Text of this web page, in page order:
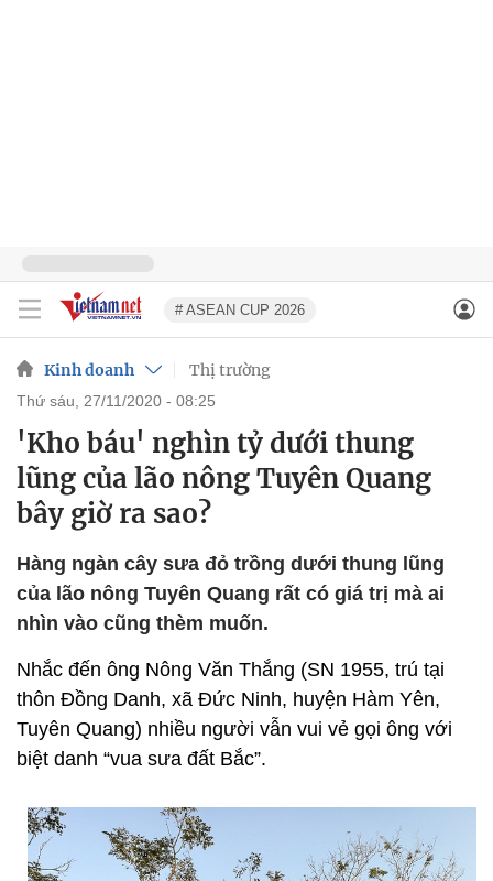
# ASEAN CUP 2026
Kinh doanh Thị trường
thứ sáu, 27/11/2020 - 08:25
'Kho báu' nghìn tỷ dưới thung
lũng của lão nông Tuyên Quang
bây giờ ra sao?
Hàng ngàn cây sưa đỏ trồng dưới thung lũng
của lão nông Tuyên Quang rất có giá trị mà ai
nhìn vào cũng thèm muốn.
Nhắc đến ông Nông Văn Thắng (SN 1955, trú tại
thôn Đồng Danh, xã Đức Ninh, huyện Hàm Yên,
Tuyên Quang) nhiều người vẫn vui vẻ gọi ông với
biệt danh “vua sưa đất Bắc”.